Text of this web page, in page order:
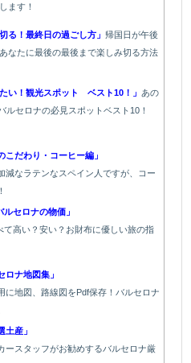
ます！
る！最終日の過ごし方」帰国日が午後
なたに最後の最後まで楽しみ切る方法
い！観光スポット ベスト10！」 あの
セロナの必見スポットベスト10！
こだわり・コーヒー編」
減なラテンなスペイン人ですが、コー
！
ルセロナの物価」
て高い？安い？お財布に優しい旅の指
ロナ地図集」
に地図、路線図をPdf保存！バルセロナ
土産」
ースタッフがお勧めするバルセロナ厳